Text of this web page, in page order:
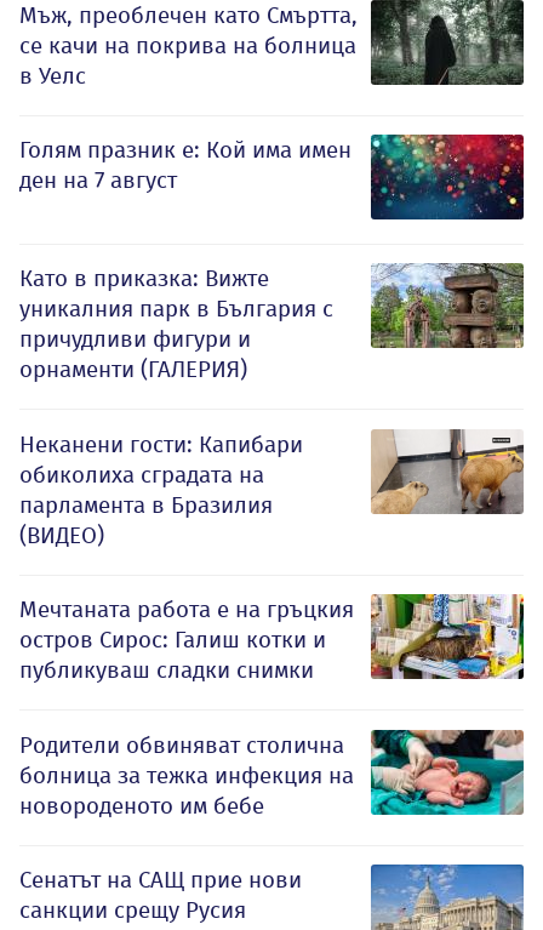
Мъж, преоблечен като Смъртта,
се качи на покрива на болница
в Уелс
Голям празник е: Кой има имен
ден на 7 август
Като в приказка: Вижте
уникалния парк в България с
причудливи фигури и
орнаменти (ГАЛЕРИЯ)
Неканени гости: Капибари
обиколиха сградата на
парламента в Бразилия
(ВИДЕО)
Мечтаната работа е на гръцкия
остров Сирос: Галиш котки и
публикуваш сладки снимки
Родители обвиняват столична
болница за тежка инфекция на
новороденото им бебе
Сенатът на САЩ прие нови
санкции срещу Русия